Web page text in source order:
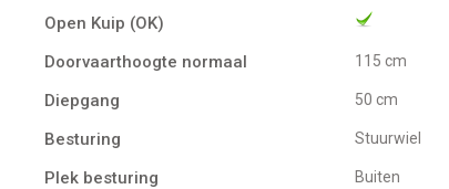
Open Kuip (OK)
Doorvaarthoogte normaal
115 cm
Diepgang 50 cm
Besturing Stuurwiel
Plek besturing Buiten